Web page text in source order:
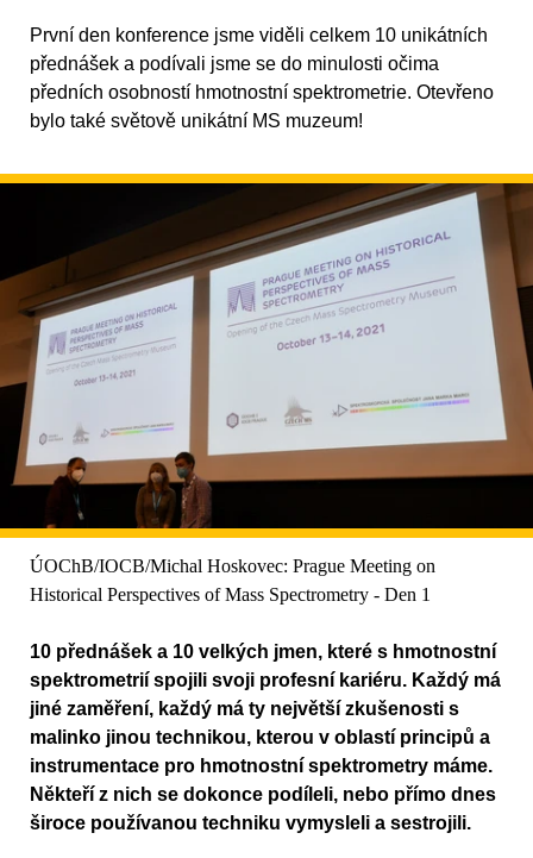
První den konference jsme viděli celkem 10 unikátních
přednášek a podívali jsme se do minulosti očima
předních osobností hmotnostní spektrometrie. Otevřeno
bylo také světově unikátní MS muzeum!
ÚOChB/IOCB/Michal Hoskovec: Prague Meeting on
Historical Perspectives of Mass Spectrometry - Den 1
10 přednášek a 10 velkých jmen, které s hmotnostní
spektrometrií spojili svoji profesní kariéru. Každý má
jiné zaměření, každý má ty největší zkušenosti s
malinko jinou technikou, kterou v oblastí principů a
instrumentace pro hmotnostní spektrometry máme.
Někteří z nich se dokonce podíleli, nebo přímo dnes
široce používanou techniku vymysleli a sestrojili.